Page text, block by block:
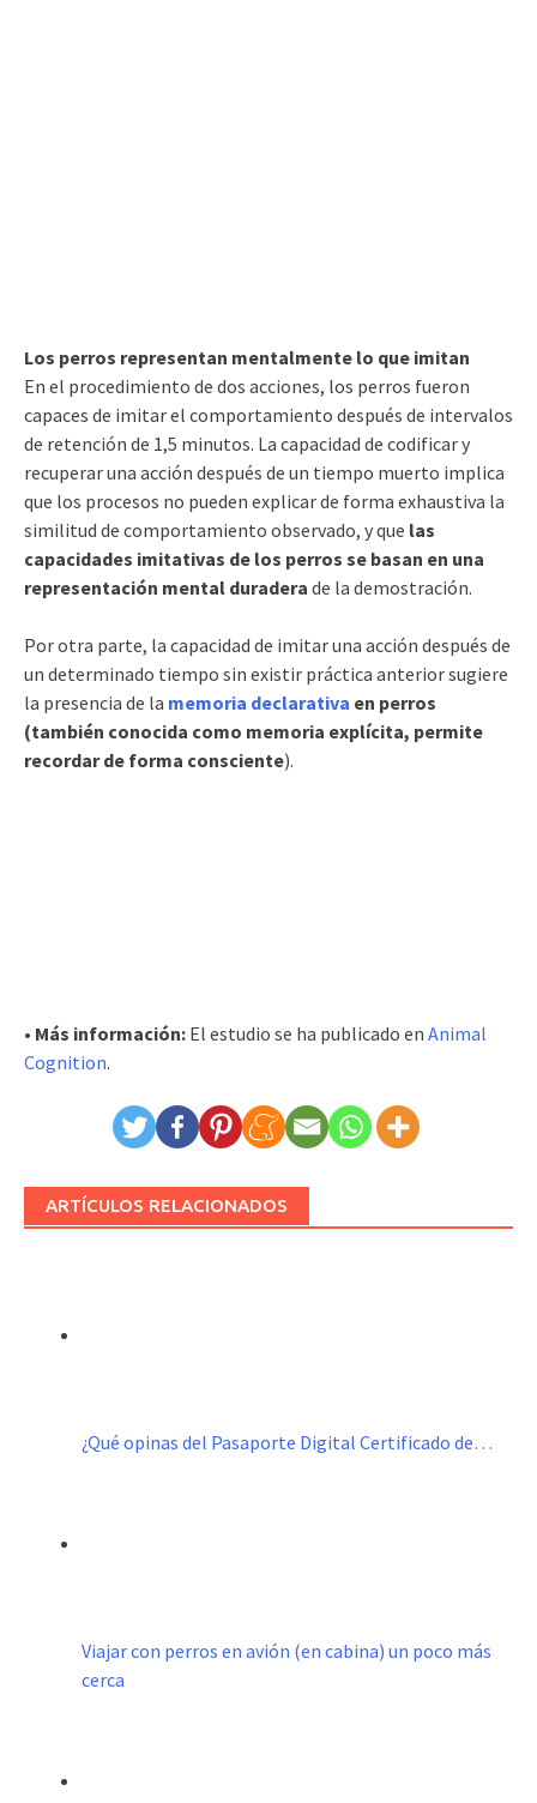
Los perros representan mentalmente lo que imitan
En el procedimiento de dos acciones, los perros fueron
capaces de imitar el comportamiento después de intervalos
de retención de 1,5 minutos. La capacidad de codificar y
recuperar una acción después de un tiempo muerto implica
que los procesos no pueden explicar de forma exhaustiva la
similitud de comportamiento observado, y que las
capacidades imitativas de los perros se basan en una
representación mental duradera de la demostración.
Por otra parte, la capacidad de imitar una acción después de
un determinado tiempo sin existir práctica anterior sugiere
la presencia de la memoria declarativa en perros
(también conocida como memoria explícita, permite
recordar de forma consciente).
• Más información: El estudio se ha publicado en Animal
Cognition.
ARTÍCULOS RELACIONADOS
¿Qué opinas del Pasaporte Digital Certificado de…
Viajar con perros en avión (en cabina) un poco más
cerca